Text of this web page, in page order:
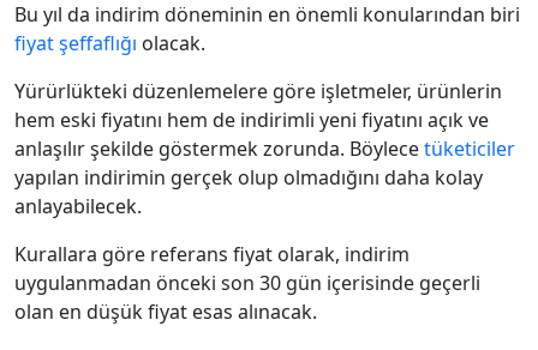
Bu yıl da indirim döneminin en önemli konularından biri
fiyat şeffaflığı olacak.
Yürürlükteki düzenlemelere göre işletmeler, ürünlerin
hem eski fiyatını hem de indirimli yeni fiyatını açık ve
anlaşılır şekilde göstermek zorunda. Böylecetüketiciler
yapılan indirimin gerçek olup olmadığını daha kolay
anlayabilecek.
Kurallara göre referans fiyat olarak, indirim
uygulanmadan önceki son 30 gün içerisinde geçerli
olan en düşük fiyat esas alınacak.